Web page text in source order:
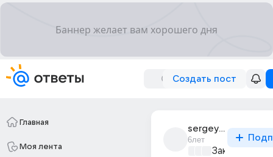
Создать пост
Главная
Моя лента
sergey_davydov_70
6лет
Закон и